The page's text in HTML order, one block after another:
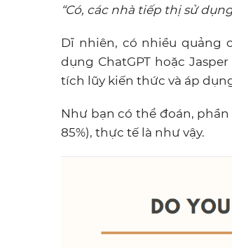
“Có, các nhà tiếp thị sử
Dĩ nhiên, có nhiều quảng
dụng ChatGPT hoặc
tích lũy kiến thức và áp
Như bạn có thể đoán,
85%), thực tế là như vậy.